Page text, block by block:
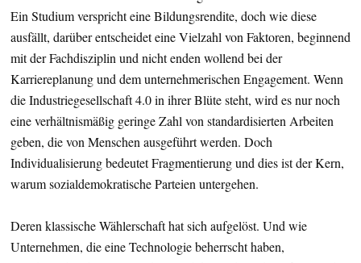
Ein Studium verspricht eine Bildungsrendite, doch wie diese
ausfällt, darüber entscheidet eine Vielzahl von Faktoren, beginnend
mit der Fachdisziplin und nicht enden wollend bei der
Karriereplanung und dem unternehmerischen Engagement. Wenn
die Industriegesellschaft 4.0 in ihrer Blüte steht, wird es nur noch
eine verhältnismäßig geringe Zahl von standardisierten Arbeiten
geben, die von Menschen ausgeführt werden. Doch
Individualisierung bedeutet Fragmentierung und dies ist der Kern,
warum sozialdemokratische Parteien untergehen.
Deren klassische Wählerschaft hat sich aufgelöst. Und wie
Unternehmen, die eine Technologie beherrscht haben,